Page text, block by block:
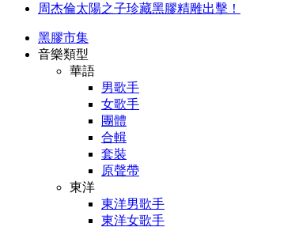
周杰倫太陽之子珍藏黑膠精雕出擊！
黑膠市集
音樂類型
華語
男歌手
女歌手
團體
合輯
套裝
原聲帶
東洋
東洋男歌手
東洋女歌手